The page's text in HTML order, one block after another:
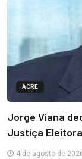
ACRE
Jorge Viana
Justiça
4 de agosto de